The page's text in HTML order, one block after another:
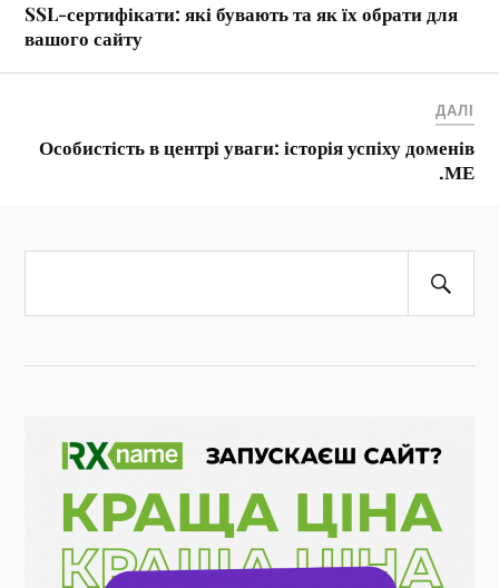
SSL-сертифікати: які бувають та як їх обрати для
вашого сайту
ДАЛІ
Особистість в центрі уваги: історія успіху доменів
.МЕ